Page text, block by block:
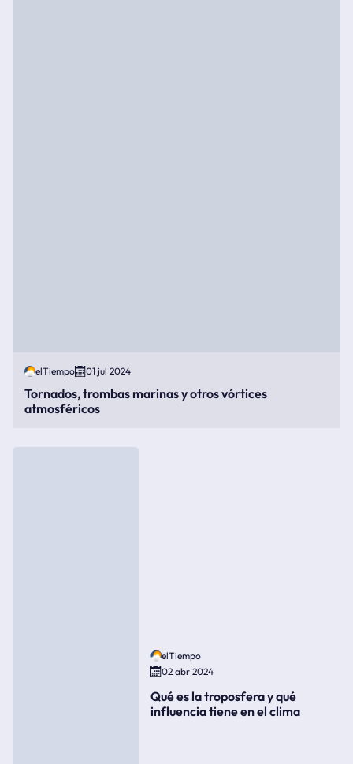
elTiempo 01 jul 2024
Tornados, trombas marinas y otros vórtices
atmosféricos
elTiempo
02 abr 2024
Qué es la troposfera y qué
influencia tiene en el clima